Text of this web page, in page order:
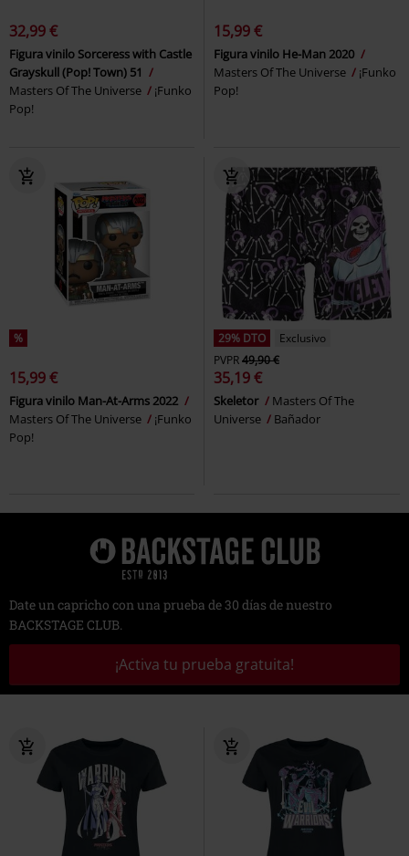
32,99 €
Figura vinilo Sorceress with Castle
Grayskull (Pop! Town) 51
Masters Of The Universe
¡Funko
Pop!
15,99 €
Figura vinilo He-Man 2020
Masters Of The Universe
¡Funko
Pop!
%
15,99 €
Figura vinilo Man-At-Arms 2022
Masters Of The Universe
¡Funko
Pop!
29% DTO
Exclusivo
PVPR49,90 €
35,19 €
Skeletor
Masters Of The
Universe
Bañador
Date un capricho con una prueba de 30 días de nuestro
BACKSTAGE CLUB.
¡Activa tu prueba gratuita!